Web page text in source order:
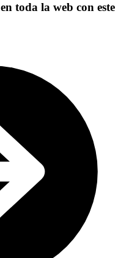
en toda la web con este